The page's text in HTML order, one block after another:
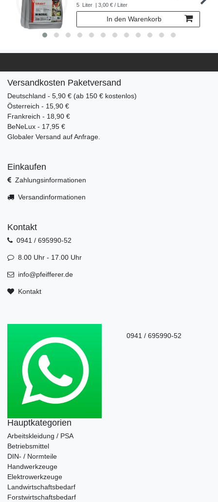
5 Liter | 3,00 € / Liter
In den Warenkorb
Versandkosten Paketversand
Deutschland - 5,90 € (ab 150 € kostenlos)
Österreich - 15,90 €
Frankreich - 18,90 €
BeNeLux - 17,95 €
Globaler Versand auf Anfrage.
Einkaufen
Zahlungsinformationen
Versandinformationen
Kontakt
0941 / 695990-52
8.00 Uhr - 17.00 Uhr
info@pfeifferer.de
Kontakt
0941 / 695990-52
Hauptkategorien
Arbeitskleidung / PSA
Betriebsmittel
DIN- / Normteile
Handwerkzeuge
Elektrowerkzeuge
Landwirtschaftsbedarf
Forstwirtschaftsbedarf